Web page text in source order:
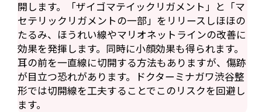
開します。「ザイゴマテイックリガメント」と「マ
セテリックリガメントの一部」をリリースしほほの
たるみ、ほうれい線やマリオネットラインの改善に
効果を発揮します。同時に小顔効果も得られます。
耳の前を一直線に切開する方法もありますが、傷跡
が目立つ恐れがあります。ドクターミナガワ渋谷整
形では切開線を工夫することでこのリスクを回避し
ます。